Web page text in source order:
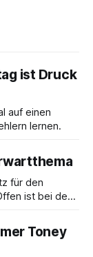
ist Druck
auf einen
lernen.
für den
ist bei den
Toney